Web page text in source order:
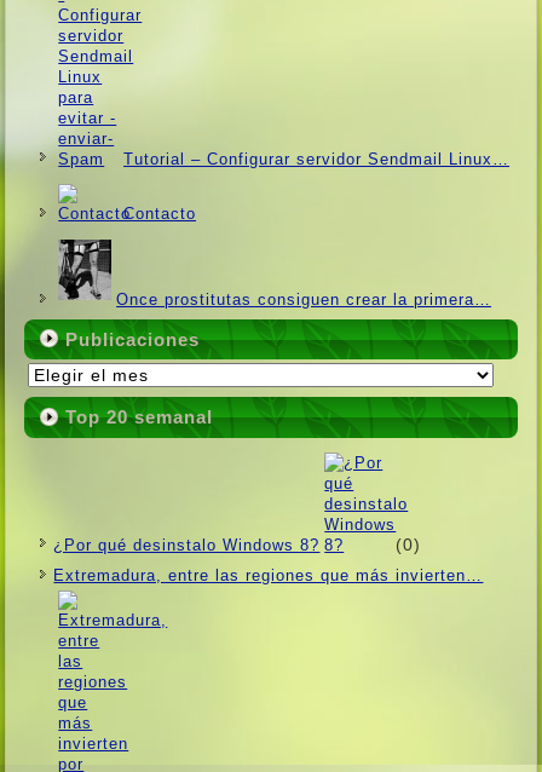
Tutorial – Configurar servidor Sendmail Linux…
Contacto
Once prostitutas consiguen crear la primera…
Publicaciones
Publicaciones
Top 20 semanal
¿Por qué desinstalo Windows 8? (0)
Extremadura, entre las regiones que más invierten…